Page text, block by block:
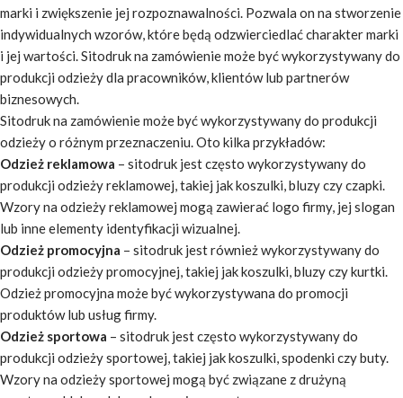
marki i zwiększenie jej rozpoznawalności. Pozwala on na stworzenie
indywidualnych wzorów, które będą odzwierciedlać charakter marki
i jej wartości. Sitodruk na zamówienie może być wykorzystywany do
produkcji odzieży dla pracowników, klientów lub partnerów
biznesowych.
Sitodruk na zamówienie może być wykorzystywany do produkcji
odzieży o różnym przeznaczeniu. Oto kilka przykładów:
Odzież reklamowa – sitodruk jest często wykorzystywany do
produkcji odzieży reklamowej, takiej jak koszulki, bluzy czy czapki.
Wzory na odzieży reklamowej mogą zawierać logo firmy, jej slogan
lub inne elementy identyfikacji wizualnej.
Odzież promocyjna – sitodruk jest również wykorzystywany do
produkcji odzieży promocyjnej, takiej jak koszulki, bluzy czy kurtki.
Odzież promocyjna może być wykorzystywana do promocji
produktów lub usług firmy.
Odzież sportowa – sitodruk jest często wykorzystywany do
produkcji odzieży sportowej, takiej jak koszulki, spodenki czy buty.
Wzory na odzieży sportowej mogą być związane z drużyną